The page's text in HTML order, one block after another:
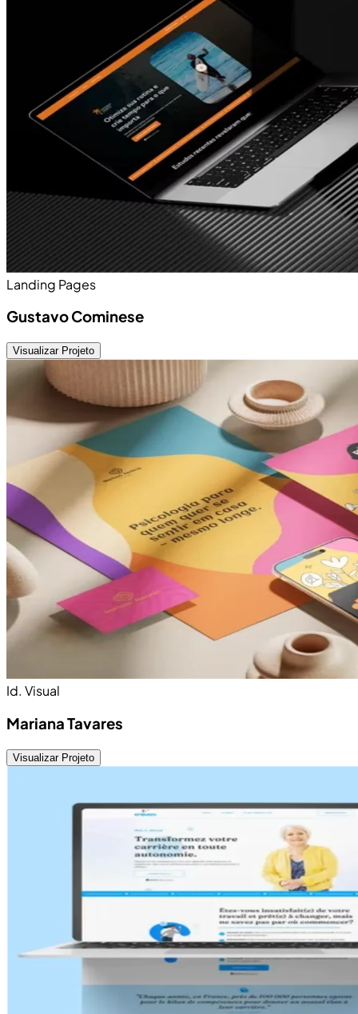
Landing Pages
Gustavo Cominese
Visualizar Projeto
Id. Visual
Mariana Tavares
Visualizar Projeto